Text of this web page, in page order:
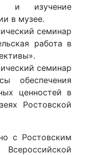
и изучение
в музее.
семинар
работа в
семинар
обеспечения
ценностей в
Ростовской
с Ростовским